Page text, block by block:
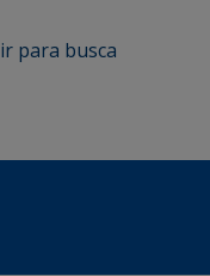
ir para busca